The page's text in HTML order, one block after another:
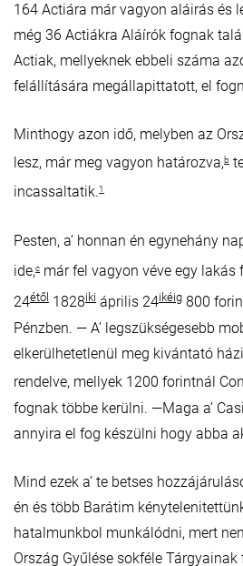
164 Actiára már vagyon aláirás és
még 36 Actiákra Aláírók fognak
Actiak, mellyeknek ebbeli száma
felállítására megállapittatott, el
Minthogy azon idő, melyben az
lesz, már meg vagyon határozva,b
incassaltatik.1
Pesten, a’ honnan én egynehány
ide,c már fel vagyon véve egy lakás
24étől 1828iki április 24ikéig 800
Pénzben. — A’ legszükségesebb
elkerülhetetlenül meg kivántató
rendelve, mellyek 1200 forintnál
fognak többe kerülni. —Maga a’
annyira el fog készülni hogy abba
Mind ezek a’ te betses
én és több Barátim
hatalmunkbol munkálódni, mert
Ország Gyűlése sokféle